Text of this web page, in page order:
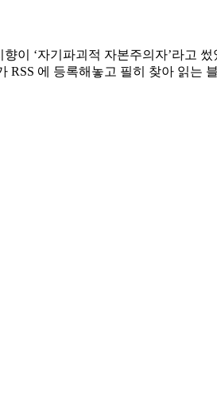
이 ‘자기파괴적 자본주의자’라고
에 등록해놓고 필히 찾아 읽는